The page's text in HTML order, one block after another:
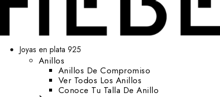
Joyas en plata 925
Anillos
Anillos De Compromiso
Ver Todos Los Anillos
Conoce Tu Talla De Anillo